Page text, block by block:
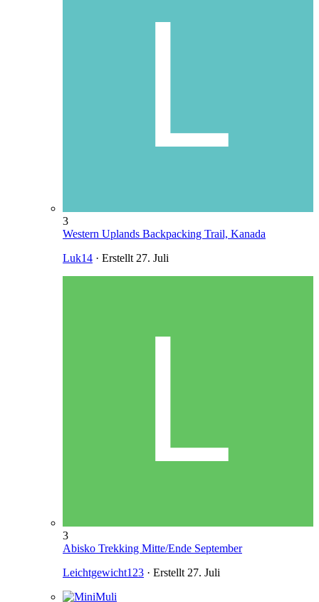
3
Western Uplands Backpacking Trail, Kanada
Luk14 · Erstellt 27. Juli
3
Abisko Trekking Mitte/Ende September
Leichtgewicht123 · Erstellt 27. Juli